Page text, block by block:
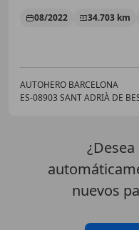
08/2022 34.703 km
AUTOHERO BARCELONA
ES-08903 SANT ADRIÀ DE
nuevos